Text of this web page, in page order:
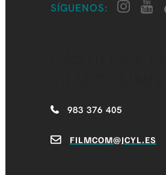
SÍGUENOS:
983 376 405
FILMCOM@JCYL.ES